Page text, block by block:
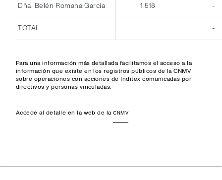
Dña. Belén Romana García 1.518 -
TOTAL -
Para una información más detallada facilitamos el acceso a la
información que existe en los registros públicos de la CNMV
sobre operaciones con acciones de Inditex comunicadas por
directivos y personas vinculadas.
Accede al detalle en la web de laCNMV